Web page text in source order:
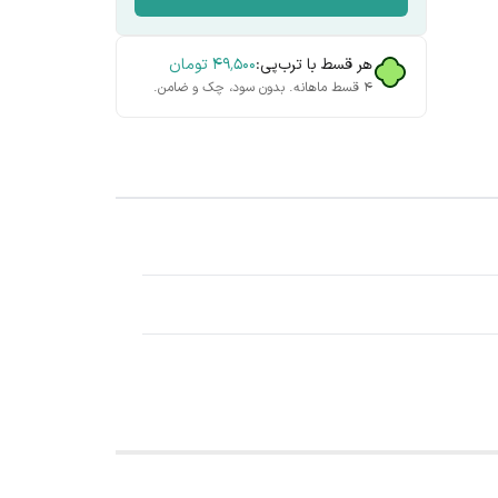
هر قسط با ترب‌پی:۴۹٬۵۰۰تومان
۴ قسط ماهانه. بدون سود، چک و ضامن.